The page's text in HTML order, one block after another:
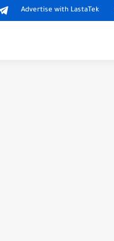
Advertise with LastaTek